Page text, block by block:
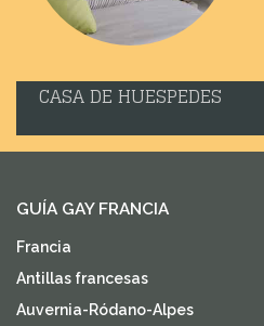
CASA DE HUESPEDES
GUÍA GAY FRANCIA
Francia
Antillas francesas
Auvernia-Ródano-Alpes